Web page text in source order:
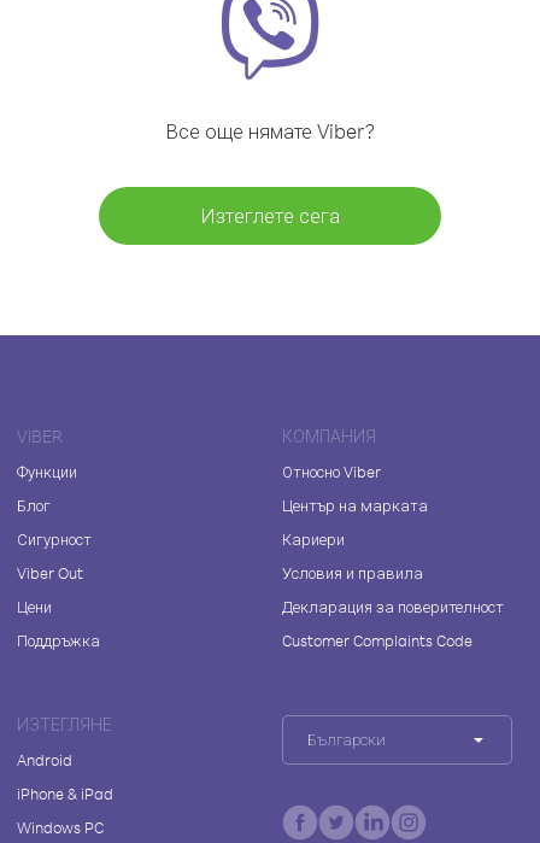
Все още нямате Viber?
Изтеглете сега
VIBER
Функции
Блог
Сигурност
Viber Out
Цени
Поддръжка
КОМПАНИЯ
Относно Viber
Център на марката
Кариери
Условия и правила
Декларация за поверителност
Customer Complaints Code
ИЗТЕГЛЯНЕ
Android
iPhone & iPad
Windows PC
Български